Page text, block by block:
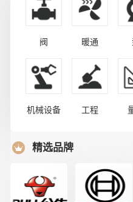
阀 暖通
机械设备 工程
精选品牌